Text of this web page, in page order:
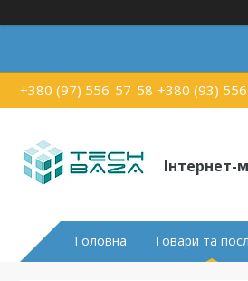
+380 (97) 556-57-58 +380 (93)
Інтернет-
Головна Товари та